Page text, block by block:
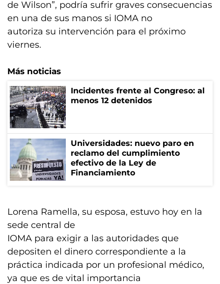
de Wilson”, podría sufrir graves consecuencias
en una de sus manos si IOMA no
autoriza su intervención para el próximo
viernes.
Más noticias
Incidentes frente al Congreso: al
menos 12 detenidos
Universidades: nuevo paro en
reclamo del cumplimiento
efectivo de la Ley de
Financiamiento
Lorena Ramella, su esposa, estuvo hoy en la
sede central de
IOMA para exigir a las autoridades que
depositen el dinero correspondiente a la
práctica indicada por un profesional médico,
ya que es de vital importancia